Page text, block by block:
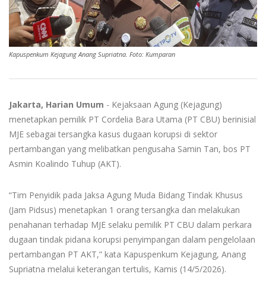
Kapuspenkum Kejagung Anang Supriatna. Foto: Kumparan
Jakarta, Harian Umum - Kejaksaan Agung (Kejagung)
menetapkan pemilik PT Cordelia Bara Utama (PT CBU) berinisial
MJE sebagai tersangka kasus dugaan korupsi di sektor
pertambangan yang melibatkan pengusaha Samin Tan, bos PT
Asmin Koalindo Tuhup (AKT).
“Tim Penyidik pada Jaksa Agung Muda Bidang Tindak Khusus
(Jam Pidsus) menetapkan 1 orang tersangka dan melakukan
penahanan terhadap MJE selaku pemilik PT CBU dalam perkara
dugaan tindak pidana korupsi penyimpangan dalam pengelolaan
pertambangan PT AKT,” kata Kapuspenkum Kejagung, Anang
Supriatna melalui keterangan tertulis, Kamis (14/5/2026).